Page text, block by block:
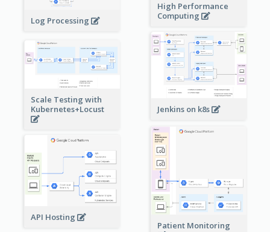
High Performance
Computing
Log Processing
Jenkins on k8s
Scale Testing with
Kubernetes+Locust
Patient Monitoring
API Hosting